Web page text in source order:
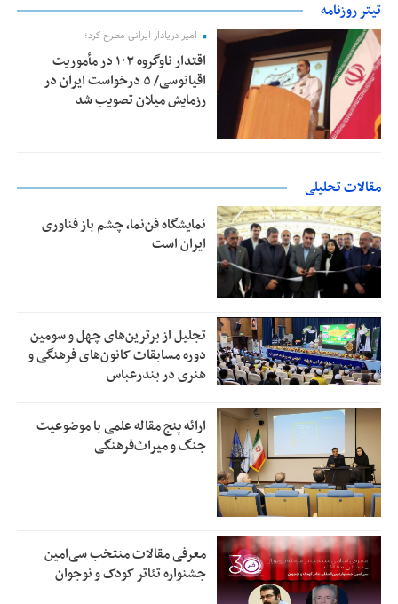
تیتر روزنامه
امیر دریادار ایرانی مطرح کرد؛
اقتدار ناوگروه ۱۰۳ در مأموریت‌
اقیانوسی/ ۵ درخواست ایران در
رزمایش میلان تصویب شد
مقالات تحلیلی
نمایشگاه فن‌نما، چشم باز فناوری
ایران است
تجلیل از بر‌ترین‌های چهل و سومین
دوره مسابقات کانون‌های فرهنگی و
هنری در بندرعباس
ارائه پنج مقاله علمی با موضوعیت
جنگ و میراث‌فرهنگی
معرفی مقالات منتخب سی‌امین
جشنواره تئاتر کودک و نوجوان